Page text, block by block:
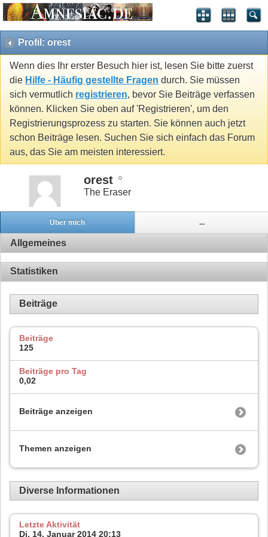
Profil: orest
Wenn dies Ihr erster Besuch hier ist, lesen Sie bitte zuerst
die Hilfe - Häufig gestellte Fragen durch. Sie müssen
sich vermutlich registrieren, bevor Sie Beiträge verfassen
können. Klicken Sie oben auf 'Registrieren', um den
Registrierungsprozess zu starten. Sie können auch jetzt
schon Beiträge lesen. Suchen Sie sich einfach das Forum
aus, das Sie am meisten interessiert.
orest
The Eraser
Über mich ...
Allgemeines
Statistiken
Beiträge
Beiträge
125
Beiträge pro Tag
0,02
Beiträge anzeigen
Themen anzeigen
Diverse Informationen
Letzte Aktivität
Di, 14. Januar 2014 20:13